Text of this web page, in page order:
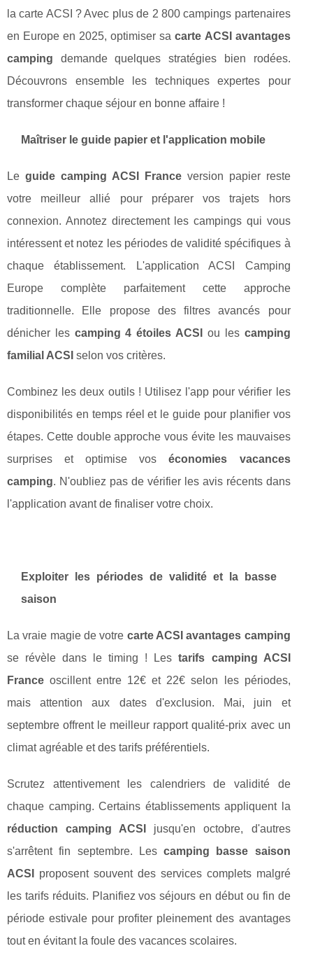
la carte ACSI ? Avec plus de 2 800 campings partenaires
en Europe en 2025, optimiser sacarte ACSI avantages
camping demande quelques stratégies bien rodées.
Découvrons ensemble les techniques expertes pour
transformer chaque séjour en bonne affaire !
Maîtriser le guide papier et l'application mobile
Le guide camping ACSI Franceversion papier reste
votre meilleur allié pour préparer vos trajets hors
connexion. Annotez directement les campings qui vous
intéressent et notez les périodes de validité spécifiques à
chaque établissement. L'application ACSI Camping
Europe complète parfaitement cette approche
traditionnelle. Elle propose des filtres avancés pour
dénicher les camping 4 étoiles ACSI ou les camping
familial ACSI selon vos critères.
Combinez les deux outils ! Utilisez l'app pour vérifier les
disponibilités en temps réel et le guide pour planifier vos
étapes. Cette double approche vous évite les mauvaises
surprises et optimise voséconomies vacances
camping. N'oubliez pas de vérifier les avis récents dans
l'application avant de finaliser votre choix.
Exploiter les périodes de validité et la basse
saison
La vraie magie de votre carte ACSI avantages camping
se révèle dans le timing ! Lestarifs camping ACSI
France oscillent entre 12€ et 22€ selon les périodes,
mais attention aux dates d'exclusion. Mai, juin et
septembre offrent le meilleur rapport qualité-prix avec un
climat agréable et des tarifs préférentiels.
Scrutez attentivement les calendriers de validité de
chaque camping. Certains établissements appliquent la
réduction camping ACSI
jusqu'en octobre, d'autres
s'arrêtent fin septembre. Lescamping basse saison
ACSI
proposent souvent des services complets malgré
les tarifs réduits. Planifiez vos séjours en début ou fin de
période estivale pour profiter pleinement des avantages
tout en évitant la foule des vacances scolaires.